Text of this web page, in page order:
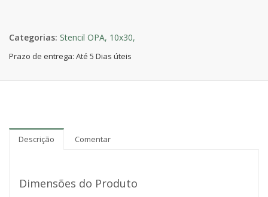
Categorias: Stencil OPA, 10x30,
Prazo de entrega: Até 5 Dias úteis
Descrição Comentar
Dimensões do Produto